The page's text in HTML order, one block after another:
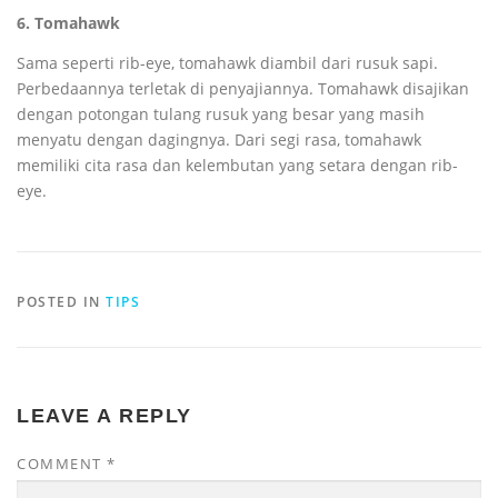
6. Tomahawk
Sama seperti rib-eye, tomahawk diambil dari rusuk sapi.
Perbedaannya terletak di penyajiannya. Tomahawk disajikan
dengan potongan tulang rusuk yang besar yang masih
menyatu dengan dagingnya. Dari segi rasa, tomahawk
memiliki cita rasa dan kelembutan yang setara dengan rib-
eye.
POSTED IN TIPS
LEAVE A REPLY
COMMENT *